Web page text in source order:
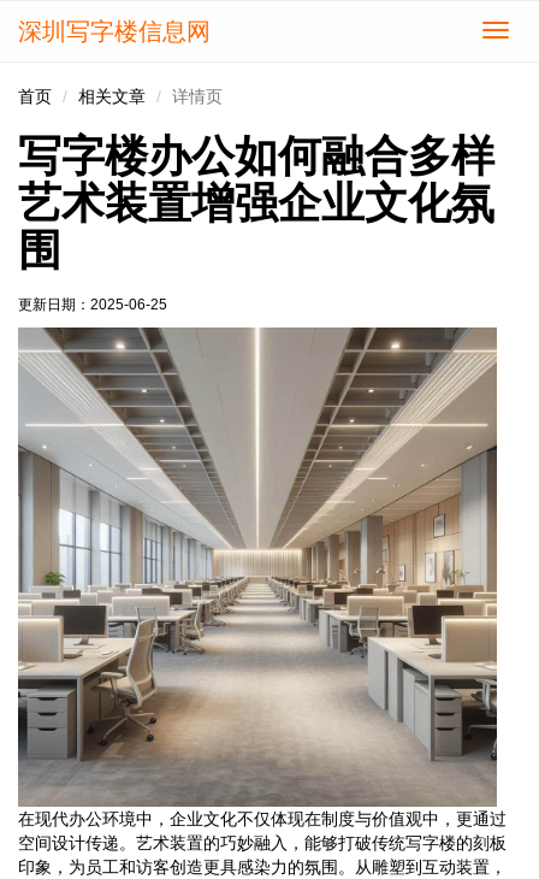
切
深圳写字楼信息网
首页 相关文章 详情页
写字楼办公如何融合多样
艺术装置增强企业文化氛
围
更新日期： 2025-06-25
在现代办公环境中，企业文化不仅体现在制度与价值观中，更通过
空间设计传递。艺术装置的巧妙融入，能够打破传统写字楼的刻板
印象，为员工和访客创造更具感染力的氛围。从雕塑到互动装置，